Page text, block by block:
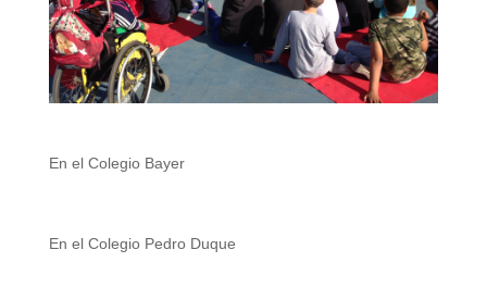
En el Colegio Bayer
En el Colegio Pedro Duque